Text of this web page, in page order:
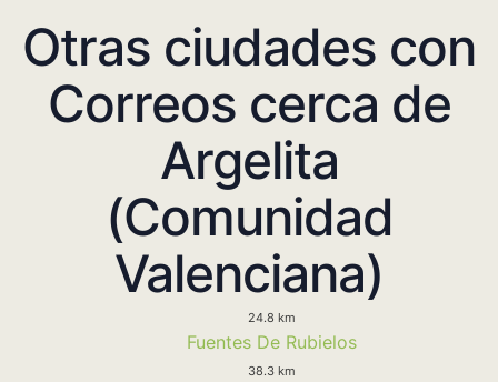
Otras ciudades con
Correos cerca de
Argelita
(Comunidad
Valenciana)
24.8 km
Fuentes De Rubielos
38.3 km